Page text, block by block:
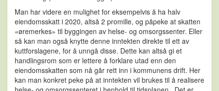
Man har videre en mulighet for eksempelvis å ha halv
eiendomsskatt i 2020, altså 2 promille, og påpeke at skatten
«øremerkes» til byggingen av helse- og omsorgssenter. Eller
så kan man også knytte denne inntekten direkte til ett av
kuttforslagene, for å unngå disse. Dette kan altså gi et
handlingsrom som er lettere å forklare utad enn den
eiendomsskatten som nå går rett inn i kommunens drift. Her
kan man konkret peke på at inntekten vil brukes til å realisere